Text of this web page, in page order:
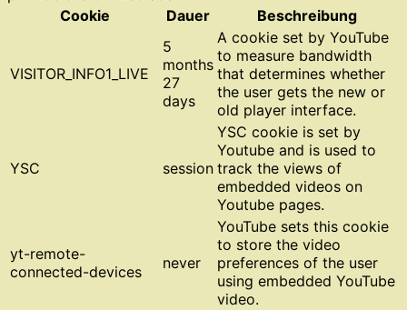
Cookie
Dauer Beschreibung
VISITOR_INFO1_LIVE
5
months
27
days
A cookie set by YouTube
to measure bandwidth
that determines whether
the user gets the new or
old player interface.
YSC session
YSC cookie is set by
Youtube and is used to
track the views of
embedded videos on
Youtube pages.
yt-remote-
connected-devices
never
YouTube sets this cookie
to store the video
preferences of the user
using embedded YouTube
video.